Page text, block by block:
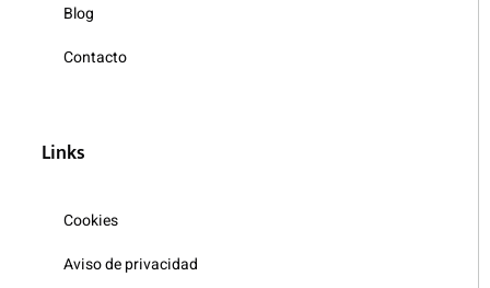
Blog
Contacto
Links
Cookies
Aviso de privacidad